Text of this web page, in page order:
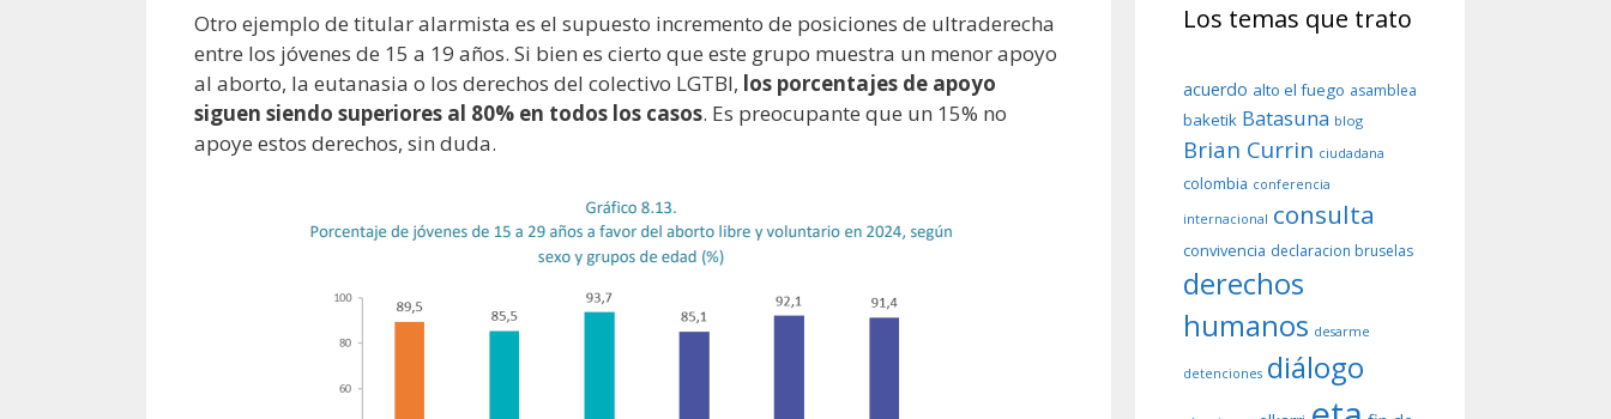
Otro ejemplo de titular alarmista es el supuesto incremento de posiciones de ultraderecha
entre los jóvenes de 15 a 19 años. Si bien es cierto que este grupo muestra un menor apoyo
al aborto, la eutanasia o los derechos del colectivo LGTBI, los porcentajes de apoyo
siguen siendo superiores al 80% en todos los casos. Es preocupante que un 15% no
apoye estos derechos, sin duda.
Los temas que trato
acuerdo alto el fuego asamblea
baketik Batasuna blog
Brian Currin ciudadana
colombia conferencia
internacional consulta
convivencia declaracion bruselas
derechos
humanos desarme
detenciones diálogo